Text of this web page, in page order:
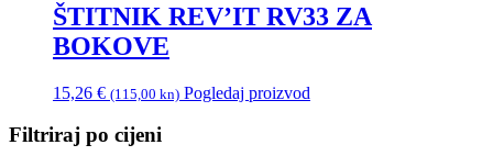
ŠTITNIK REV’IT RV33 ZA
BOKOVE
15,26 € (115,00 kn) Pogledaj proizvod
Filtriraj po cijeni